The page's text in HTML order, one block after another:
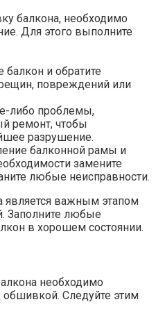
балкона, необходимо
Для этого выполните
балкон и обратите
повреждений или
либо проблемы,
ремонт, чтобы
разрушение.​
балконной рамы и
замените
любые неисправности.​
является важным этапом
Заполните любые
в хорошем состоянии.​
необходимо
обшивкой.​ Следуйте этим